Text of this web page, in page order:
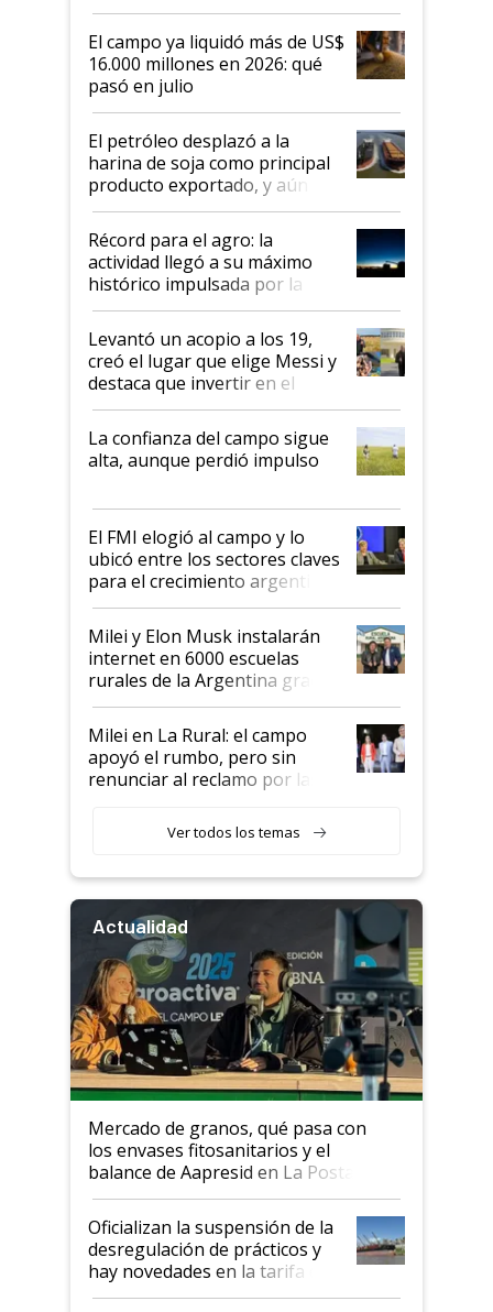
El campo ya liquidó más de US$
16.000 millones en 2026: qué
pasó en julio
El petróleo desplazó a la
harina de soja como principal
producto exportado, y aún así
el agro aportó casi seis de cada
diez dólares y sostuvo el
liderazgo en un semestre
récord
Récord para el agro: la
actividad llegó a su máximo
histórico impulsada por la
cosecha y las exportaciones
Levantó un acopio a los 19,
creó el lugar que elige Messi y
destaca que invertir en el
kirchnerismo era como "darle
plata a un hijo para droga":
Juan Félix Rossetti, el libertario
que de una dura crisis salió
de Milei
La confianza del campo sigue
alta, aunque perdió impulso
El FMI elogió al campo y lo
ubicó entre los sectores claves
para el crecimiento argentino
Milei y Elon Musk instalarán
internet en 6000 escuelas
rurales de la Argentina gracias
a un acuerdo con Starlink
Milei en La Rural: el campo
apoyó el rumbo, pero sin
renunciar al reclamo por las
Ver todos los temas
Actualidad
Mercado de granos, qué pasa con
los envases fitosanitarios y el
balance de Aapresid en La Posta
Oficializan la suspensión de la
desregulación de prácticos y
hay novedades en la tarifa de
la hidrovía